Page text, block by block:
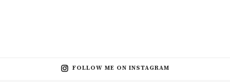
FOLLOW ME ON INSTAGRAM